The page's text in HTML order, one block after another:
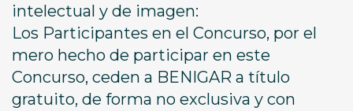
intelectual y de imagen:
Los Participantes en el Concurso, por el
mero hecho de participar en este
Concurso, ceden a BENIGAR a título
gratuito, de forma no exclusiva y con